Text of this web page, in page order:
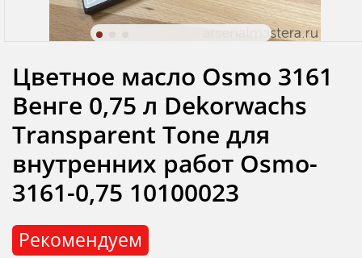
Рекомендуем
Цветное масло Osmo 3161
Венге 0,75 л Dekorwachs
Transparent Tone для
внутренних работ Osmo-
3161-0,75 10100023